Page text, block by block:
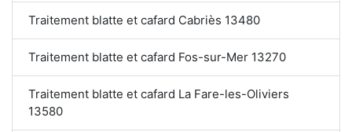
Traitement blatte et cafard Cabriès 13480
Traitement blatte et cafard Fos-sur-Mer 13270
Traitement blatte et cafard La Fare-les-Oliviers
13580